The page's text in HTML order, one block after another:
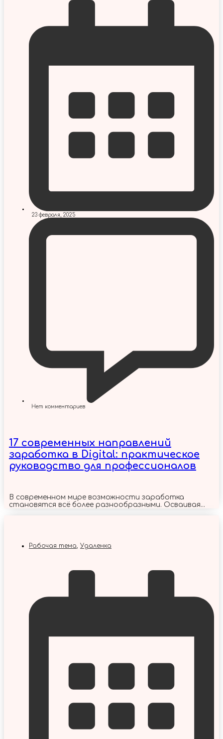
23 февраля, 2025
Нет комментариев
17 современных направлений
заработка в Digital: практическое
руководство для профессионалов
В современном мире возможности заработка
становятся всё более разнообразными. Осваивая...
Рабочая тема, Удаленка